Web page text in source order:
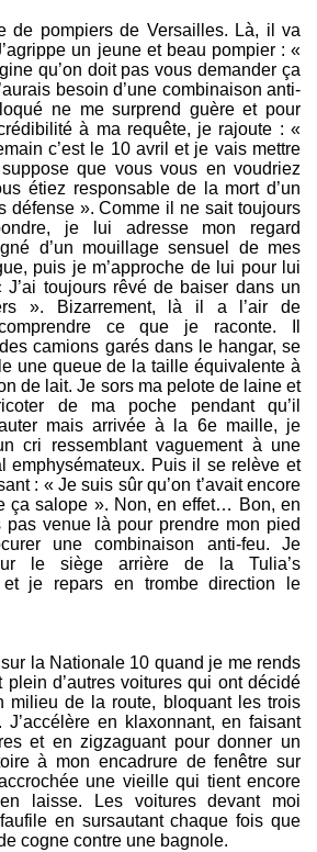
de pompiers de Versailles. Là, il va
un jeune et beau pompier : «
qu’on doit pas vous demander ça
besoin d’une combinaison anti-
ne me surprend guère et pour
à ma requête, je rajoute : «
c’est le 10 avril et je vais mettre
que vous vous en voudriez
étiez responsable de la mort d’un
défense ». Comme il ne sait toujours
je lui adresse mon regard
d’un mouillage sensuel de mes
puis je m’approche de lui pour lui
J’ai toujours rêvé de baiser dans un
». Bizarrement, là il a l’air de
ce que je raconte. Il
camions garés dans le hangar, se
une queue de la taille équivalente à
de lait. Je sors ma pelote de laine et
de ma poche pendant qu’il
mais arrivée à la 6e maille, je
cri ressemblant vaguement à une
emphysémateux. Puis il se relève et
: « Je suis sûr qu’on t’avait encore
ça salope ». Non, en effet… Bon, en
pas venue là pour prendre mon pied
une combinaison anti-feu. Je
le siège arrière de la Tulia’s
et je repars en trombe direction le
la Nationale 10 quand je me rends
plein d’autres voitures qui ont décidé
milieu de la route, bloquant les trois
en klaxonnant, en faisant
et en zigzaguant pour donner un
à mon encadrure de fenêtre sur
une vieille qui tient encore
laisse. Les voitures devant moi
en sursautant chaque fois que
cogne contre une bagnole.